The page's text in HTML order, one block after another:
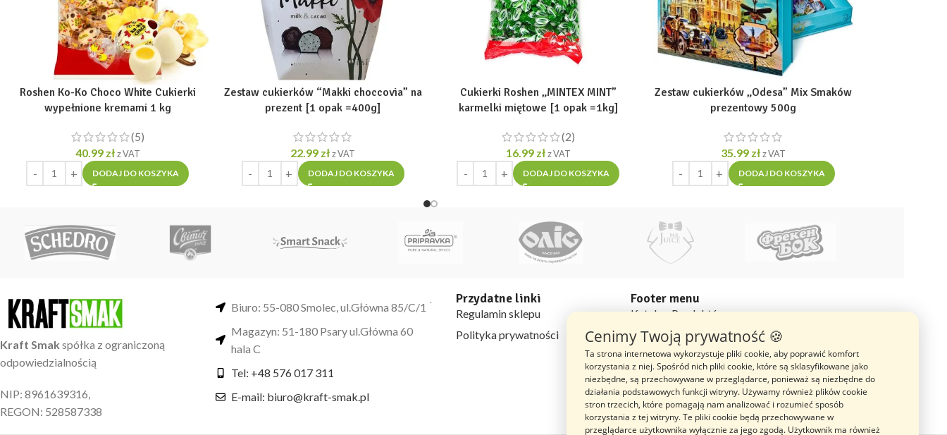
Roshen Ko-Ko Choco White Cukierki
wypełnione kremami 1 kg
(5)
40.99 zł z VAT
DODAJ DO KOSZYKA
Zestaw cukierków “Makki choccovia” na
prezent [1 opak =400g]
22.99 zł z VAT
DODAJ DO KOSZYKA
Cukierki Roshen „MINTEX MINT”
karmelki miętowe [1 opak =1kg]
(2)
16.99 zł z VAT
DODAJ DO KOSZYKA
Zestaw cukierków „Odesa” Mix Smaków
prezentowy 500g
35.99 zł z VAT
DODAJ DO KOSZYKA
Kraft Smak spółka z ograniczoną
odpowiedzialnością
NIP: 8961639316,
REGON: 528587338
Biuro: 55-080 Smolec, ul.Główna 85/C/1
Magazyn: 51-180 Psary ul.Główna 60
hala C
Tel: +48 576 017 311
E-mail: biuro@kraft-smak.pl
Przydatne linki
Regulamin sklepu
Polityka prywatności
Footer menu
Katalog Produktów
Blog
O nas
Opinie
Cenimy Twoją prywatność 🍪
Ta strona internetowa wykorzystuje pliki cookie, aby poprawić komfort
korzystania z niej. Spośród nich pliki cookie, które są sklasyfikowane jako
niezbędne, są przechowywane w przeglądarce, ponieważ są niezbędne do
działania podstawowych funkcji witryny. Używamy również plików cookie
stron trzecich, które pomagają nam analizować i rozumieć sposób
korzystania z tej witryny. Te pliki cookie będą przechowywane w
przeglądarce użytkownika wyłącznie za jego zgodą. Użytkownik ma również